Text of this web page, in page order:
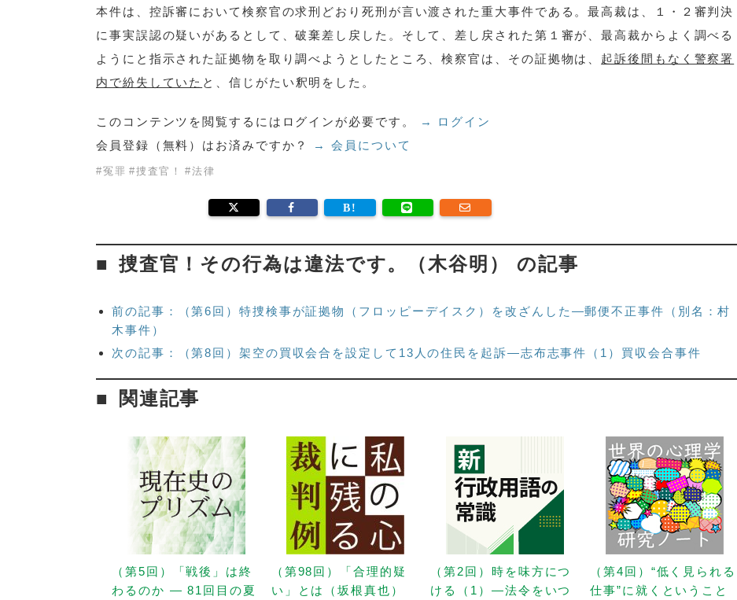
本件は、控訴審において検察官の求刑どおり死刑が言い渡された重大事件である。最高裁は、１・２審判決
に事実誤認の疑いがあるとして、破棄差し戻した。そして、差し戻された第１審が、最高裁からよく調べる
ようにと指示された証拠物を取り調べようとしたところ、検察官は、その証拠物は、 起訴後間もなく警察署
内で紛失していた と、信じがたい釈明をした。
このコンテンツを閲覧するにはログインが必要です。
→ ログイン
会員登録（無料）はお済みですか？
→ 会員について
#冤罪 #捜査官！ #法律
捜査官！その行為は違法です。（木谷明） の記事
前の記事：（第6回）特捜検事が証拠物（フロッピーデイスク）を改ざんした―郵便不正事件（別名：村
木事件）
次の記事：（第8回）架空の買収会合を設定して13人の住民を起訴―志布志事件（1）買収会合事件
関連記事
（第5回）「戦後」は終
わるのか — 81回目の夏
（第98回）「合理的疑
い」とは（坂根真也）
（第2回）時を味方につ
ける（1）—法令をいつ
（第4回）“低く見られる
仕事”に就くということ